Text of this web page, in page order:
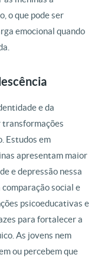
o que pode ser
emocional quando
e da
Estudos em
apresentam maior
e depressão nessa
social e
psicoeducativas e
para fortalecer a
As jovens nem
ou percebem que